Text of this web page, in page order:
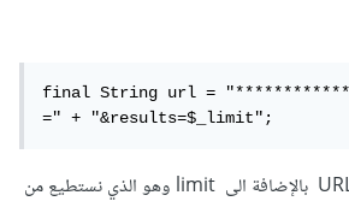
final String url =
=" + "&results=$_limit";
السطر هذا يحتوي على URL بالإضافة الى limit وهو الذي نستطيع من